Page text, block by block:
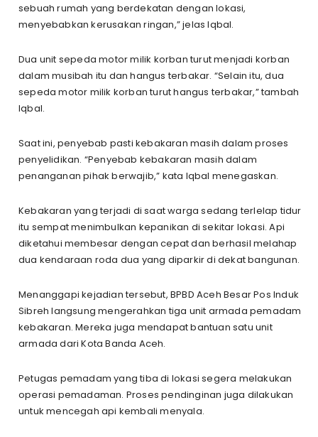
sebuah rumah yang berdekatan dengan lokasi,
menyebabkan kerusakan ringan,” jelas Iqbal.
Dua unit sepeda motor milik korban turut menjadi korban
dalam musibah itu dan hangus terbakar. “Selain itu, dua
sepeda motor milik korban turut hangus terbakar,” tambah
Iqbal.
Saat ini, penyebab pasti kebakaran masih dalam proses
penyelidikan. “Penyebab kebakaran masih dalam
penanganan pihak berwajib,” kata Iqbal menegaskan.
Kebakaran yang terjadi di saat warga sedang terlelap tidur
itu sempat menimbulkan kepanikan di sekitar lokasi. Api
diketahui membesar dengan cepat dan berhasil melahap
dua kendaraan roda dua yang diparkir di dekat bangunan.
Menanggapi kejadian tersebut, BPBD Aceh Besar Pos Induk
Sibreh langsung mengerahkan tiga unit armada pemadam
kebakaran. Mereka juga mendapat bantuan satu unit
armada dari Kota Banda Aceh.
Petugas pemadam yang tiba di lokasi segera melakukan
operasi pemadaman. Proses pendinginan juga dilakukan
untuk mencegah api kembali menyala.